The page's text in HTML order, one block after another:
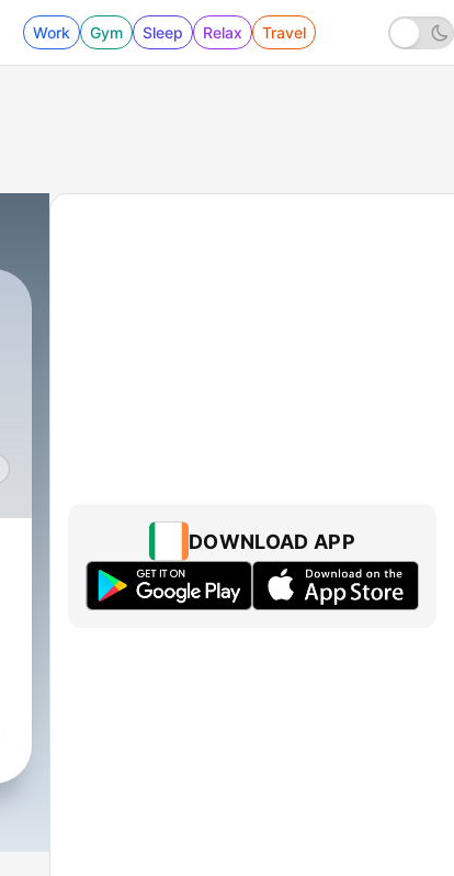
Work Gym Sleep Relax Travel
DOWNLOAD APP